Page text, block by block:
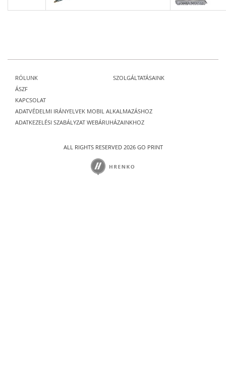
RÓLUNK
SZOLGÁLTATÁSAINK
ÁSZF
KAPCSOLAT
ADATVÉDELMI IRÁNYELVEK MOBIL ALKALMAZÁSHOZ
ADATKEZELÉSI SZABÁLYZAT WEBÁRUHÁZAINKHOZ
ALL RIGHTS RESERVED 2026 GO PRINT